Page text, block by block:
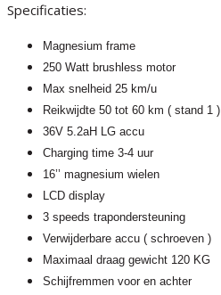
Specificaties:
Magnesium frame
250 Watt brushless motor
Max snelheid 25 km/u
Reikwijdte 50 tot 60 km ( stand 1 )
36V 5.2aH LG accu
Charging time 3-4 uur
16’’ magnesium wielen
LCD display
3 speeds trapondersteuning
Verwijderbare accu ( schroeven )
Maximaal draag gewicht 120 KG
Schijfremmen voor en achter